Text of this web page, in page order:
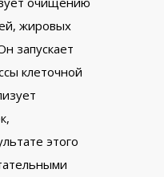
жировых
запускает
клеточной
этого